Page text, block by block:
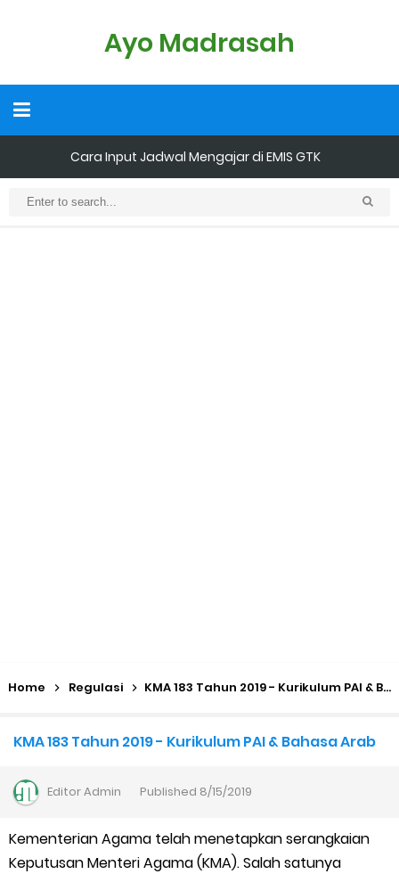
Ayo Madrasah
Cara Input Jadwal Mengajar di EMIS GTK
Cara Tarik Data Rombel dari EMIS 4.0 ke EMIS GTK
Juknis Penerbitan Ijazah Madrasah Tahun 2026
Solusi Agar Valid Rapor & Status Verval di PDUM Tercentang
Home Regulasi KMA 183 Tahun 2019 - Kurikulum PAI & Bahasa Arab
KMA 183 Tahun 2019 - Kurikulum PAI & Bahasa Arab
EditorAdmin Published 8/15/2019
Kementerian Agama telah menetapkan serangkaian
Keputusan Menteri Agama (KMA). Salah satunya